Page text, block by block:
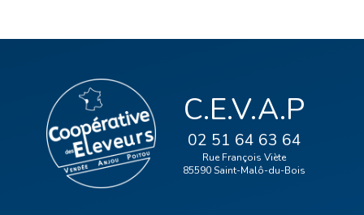
C.E.V.A.P
02 51 64 63 64
Rue François Viète
85590 Saint-Malô-du-Bois